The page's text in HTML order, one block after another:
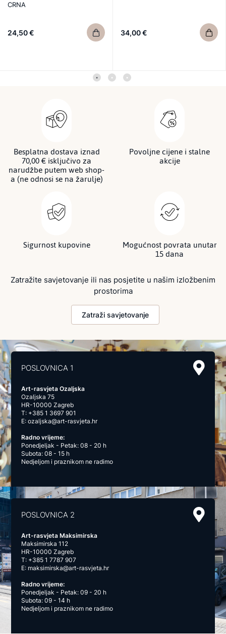
CRNA
24,50 € 34,00 €
Besplatna dostava iznad
70,00 € isključivo za
narudžbe putem web shop-
a (ne odnosi se na žarulje)
Povoljne cijene i stalne
akcije
Sigurnost kupovine Mogućnost povrata unutar
15 dana
Zatražite savjetovanje ili nas posjetite u našim izložbenim
prostorima
Zatraži savjetovanje
POSLOVNICA 1
Art-rasvjeta Ozaljska
Ozaljska 75
HR-10000 Zagreb
T: +385 1 3697 901
E:ozaljska@art-rasvjeta.hr
Radno vrijeme:
Ponedjeljak - Petak: 08 - 20 h
Subota: 08 - 15 h
Nedjeljom i praznikom ne radimo
POSLOVNICA 2
Art-rasvjeta Maksimirska
Maksimirska 112
HR-10000 Zagreb
T: +385 1 7787 907
E: maksimirska@art-rasvjeta.hr
Radno vrijeme:
Ponedjeljak - Petak: 09 - 20 h
Subota: 09 - 14 h
Nedjeljom i praznikom ne radimo